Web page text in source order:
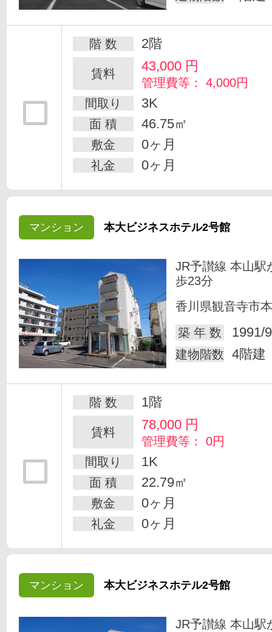
階 数 2階
賃料 43,000 円
管理費等： 4,000円
間取り
3K
面 積 46.75㎡
敷金 0ヶ月
礼金 0ヶ月
マンション 本大ビジネスホテル2号館
JR予讃線 本山駅
歩23分
香川県観音寺市
築 年 数
1991/
建物階数 4階建
階 数 1階
賃料 78,000 円
管理費等： 0円
間取り
1K
面 積 22.79㎡
敷金 0ヶ月
礼金 0ヶ月
マンション 本大ビジネスホテル2号館
JR予讃線 本山駅